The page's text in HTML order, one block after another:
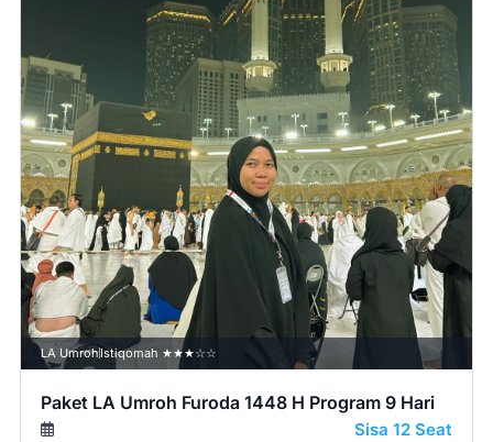
LA UmrohIstiqomah ★★★☆☆
Paket LA Umroh Furoda 1448 H Program 9 Hari
Sisa 12 Seat